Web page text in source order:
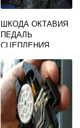
ШКОДА ОКТАВИЯ
ПЕДАЛЬ
СЦЕПЛЕНИЯ